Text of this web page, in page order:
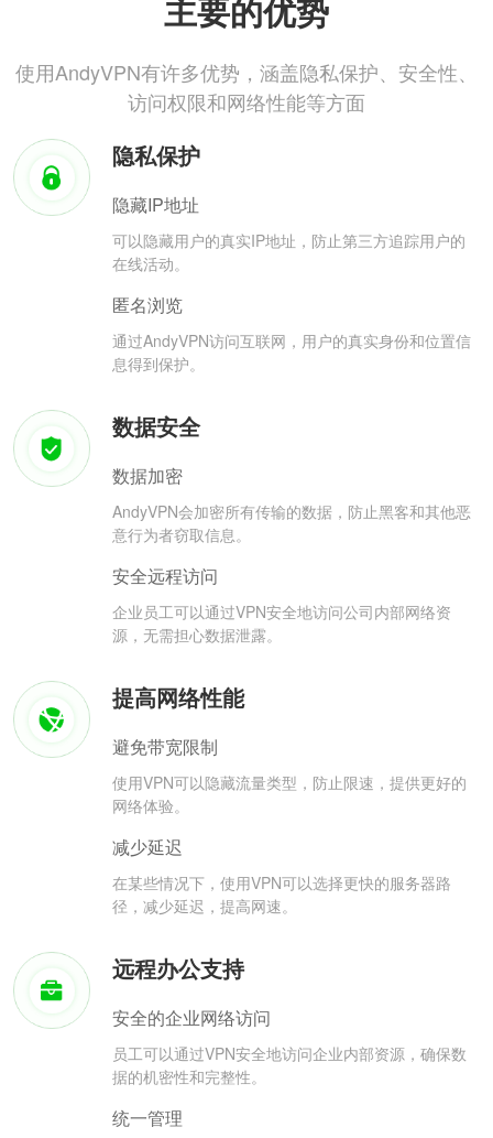
主要的优势
使用AndyVPN有许多优势，涵盖隐私保护、安全性、
访问权限和网络性能等方面
隐私保护
隐藏IP地址
可以隐藏用户的真实IP地址，防止第三方追踪用户的
在线活动。
匿名浏览
通过AndyVPN访问互联网，用户的真实身份和位置信
息得到保护。
数据安全
数据加密
AndyVPN会加密所有传输的数据，防止黑客和其他恶
意行为者窃取信息。
安全远程访问
企业员工可以通过VPN安全地访问公司内部网络资
源，无需担心数据泄露。
提高网络性能
避免带宽限制
使用VPN可以隐藏流量类型，防止限速，提供更好的
网络体验。
减少延迟
在某些情况下，使用VPN可以选择更快的服务器路
径，减少延迟，提高网速。
远程办公支持
安全的企业网络访问
员工可以通过VPN安全地访问企业内部资源，确保数
据的机密性和完整性。
统一管理